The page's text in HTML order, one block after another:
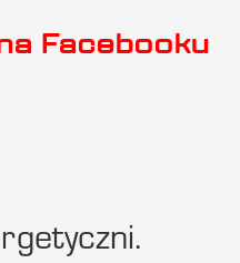
Facebooku